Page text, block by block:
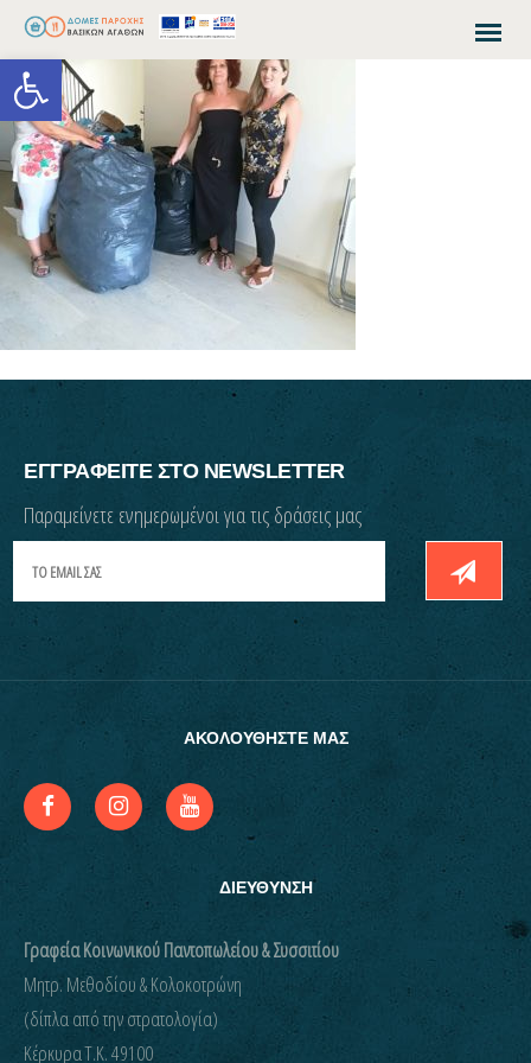
Open toolbar
ΕΓΓΡΑΦΕΙΤΕ ΣΤΟ NEWSLETTER
Παραμείνετε ενημερωμένοι για τις δράσεις μας
ΑΚΟΛΟΥΘΗΣΤΕ ΜΑΣ
ΔΙΕΥΘΥΝΣΗ
Γραφεία Κοινωνικού Παντοπωλείου & Συσσιτίου
Μητρ. Μεθοδίου & Κολοκοτρώνη
(δίπλα από την στρατολογία)
Kέρκυρα Τ.Κ. 49100